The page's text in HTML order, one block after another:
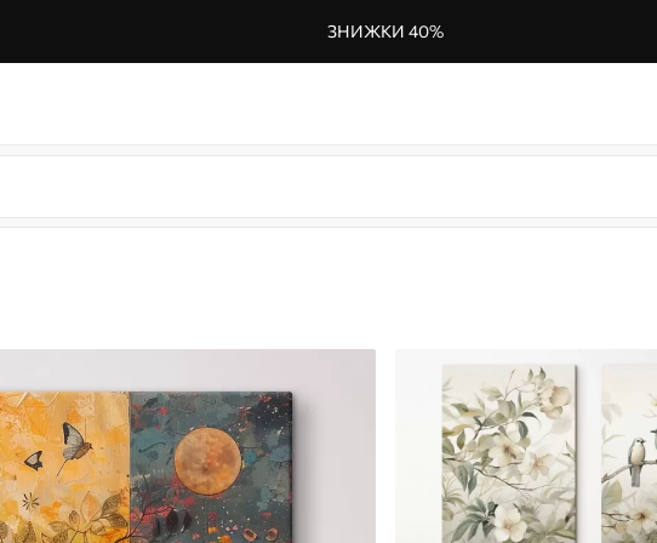
ЗНИЖКИ 40%